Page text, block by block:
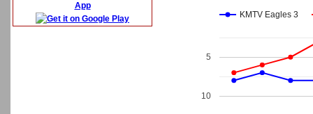
App
KMTV Eagles 3
5
10